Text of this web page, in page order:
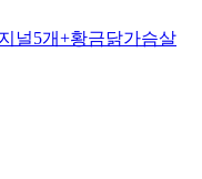
널5개+황금닭가슴살